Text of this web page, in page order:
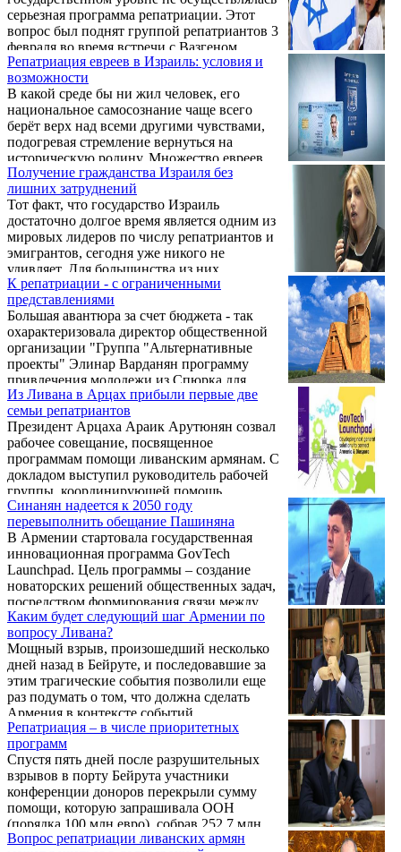
стране сейчас серьезным образом
способствует оттоку населения.
серьезная программа репатриации. Этот
вопрос был поднят группой репатриантов 3
февраля во время встречи с Вазгеном
Манукяном, говорится в сообщении,
размещенном на фейсбуковской странице
Движения за спасение Родины.
Репатриация евреев в Израиль: условия и
возможности
В какой среде бы ни жил человек, его
национальное самосознание чаще всего
берёт верх над всеми другими чувствами,
подогревая стремление вернуться на
историческую родину. Множество евреев
по всему миру чувствуют тоску по родной
земле, и портал https://herzl.ru/repatriacziya-v-
izrail/ помогает им совершить репатриацию
в короткие сроки и сопровождая на всех
этапах. Многих пугает этот процесс,
возникает страх отказа в ПМЖ на
территории Израиля. Для преодоления всех
трудностей и помощи будущим
репатриантам ...
Получение гражданства Израиля без
лишних затруднений
Тот факт, что государство Израиль
достаточно долгое время является одним из
мировых лидеров по числу репатриантов и
эмигрантов, сегодня уже никого не
удивляет. Для большинства из них
получение гражданства Израиля широко
распахивает дверь в мир новых
возможностей и позволяет уверенно
смотреть в завтрашний день. Что же
привлекает их в эту страну? Вот лишь
некоторые из целого ряда преимуществ,
получаемых израильтянами: возможность
безвизовых поездок в более чем
полутораста стран мира, устойчивая
экономика, ...
К репатриации - с ограниченными
представлениями
Большая авантюра за счет бюджета - так
охарактеризовала директор общественной
организации "Группа "Альтернативные
проекты" Элинар Варданян программу
привлечения молодежи из Спюрка для
работы в системе госуправления.
Оговоримся сразу: отмечая важность
сотрудничества с диаспорой, Варданян в то
же время подчеркнула, что было бы наивно
думать, что сотня только что окончивших
вузы неопытных молодых людей из разных
точек мира спасут власти Армении от
неряшливого и неэффективного
управления. Впрочем, спектр ...
Из Ливана в Арцах прибыли первые две
семьи репатриантов
Президент Арцаха Араик Арутюнян созвал
рабочее совещание, посвященное
программам помощи ливанским армянам. С
докладом выступил руководитель рабочей
группы, координирующей помощь
армянской общине Ливана, советник
президента, посол по особым поручения
Рудик Уснунц.
Синанян надеется к 2050 году
перевыполнить обещание Пашиняна
В Армении стартовала государственная
инновационная программа GovTech
Launchpad. Цель программы – создание
новаторских решений общественных задач,
посредством формирования связи между
общественным сектором и стартапами. В
рамках программы стартапы должны
предложить технологические решения,
которые будут содействовать репатриантам
и представителям армянской диаспоры,
только принявшим решение вернуться на
историческую родину. Представляя
программу, главный уполномоченный по
делам диаспоры Заре ...
Каким будет следующий шаг Армении по
вопросу Ливана?
Мощный взрыв, произошедший несколько
дней назад в Бейруте, и последовавшие за
этим трагические события позволили еще
раз подумать о том, что должна сделать
Армения в контексте событий,
происходящих вокруг этой важной страны -
Ливана. Причем, когда мы говорим о
Ливане, следует рассматривать параллельно
и Сирию, потому что, когда мы
анализируем проблемы армянских общин,
они находятся в одной плоскости с точки
зрения угроз.
Репатриация – в числе приоритетных
программ
Спустя пять дней после разрушительных
взрывов в порту Бейрута участники
конференции доноров перекрыли сумму
помощи, которую запрашивала ООН
(порядка 100 млн евро), собрав 252,7 млн
евро на помощь переживающему
Вопрос репатриации ливанских армян